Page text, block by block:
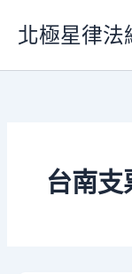
要
北極星律法
台南支